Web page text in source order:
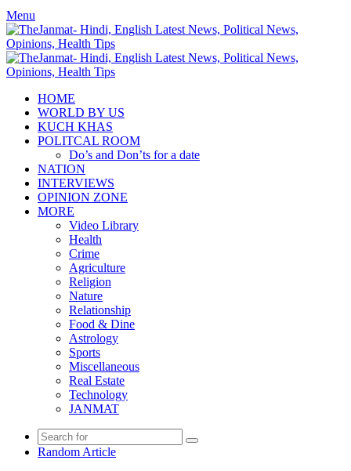
Menu
HOME
WORLD BY US
KUCH KHAS
POLITCAL ROOM
Do’s and Don’ts for a date
NATION
INTERVIEWS
OPINION ZONE
MORE
Video Library
Health
Crime
Agriculture
Religion
Nature
Relationship
Food & Dine
Astrology
Sports
Miscellaneous
Real Estate
Technology
JANMAT
Random Article